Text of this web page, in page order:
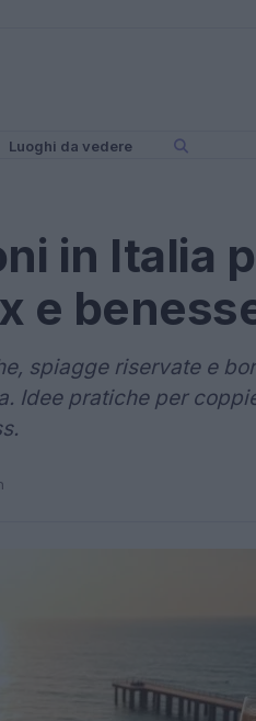
Luoghi da vedere
in Italia
e
spiagge riservate e
Idee pratiche per